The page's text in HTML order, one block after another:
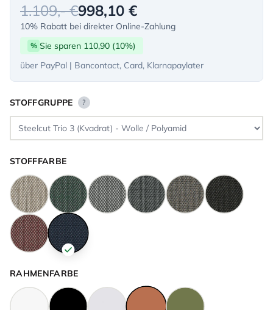
1.109,- €998,10 €
10% Rabatt bei direkter Online-Zahlung
% Sie sparen 110,90 (10%)
über PayPal | Bancontact, Card, Klarnapaylater
STOFFGRUPPE ?
STOFFFARBE
RAHMENFARBE